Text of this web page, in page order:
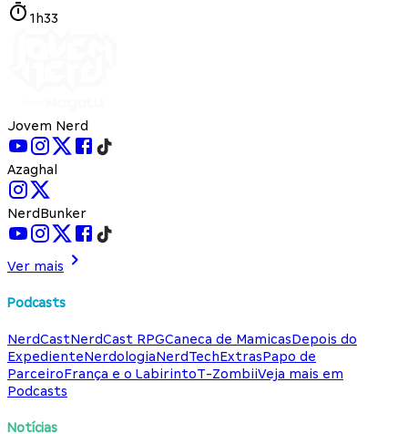
1h33
Jovem Nerd
Azaghal
NerdBunker
Ver mais
Podcasts
NerdCastNerdCast RPGCaneca de MamicasDepois do
ExpedienteNerdologiaNerdTechExtrasPapo de
ParceiroFrança e o LabirintoT-ZombiiVeja mais em
Podcasts
Notícias